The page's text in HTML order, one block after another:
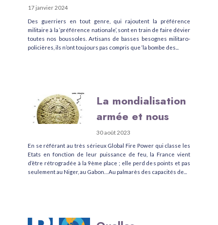
17 janvier 2024
Des guerriers en tout genre, qui rajoutent la préférence
militaire à la ‘préférence nationale’, sont en train de faire dévier
toutes nos boussoles. Artisans de basses besognes militaro-
policières, ils n’ont toujours pas compris que ‘la bombe des...
La mondialisation
armée et nous
30 août 2023
En se référant au très sérieux Global Fire Power qui classe les
Etats en fonction de leur puissance de feu, la France vient
d’être rétrogradée à la 9ème place ; elle perd des points et pas
seulement au Niger, au Gabon…Au palmarès des capacités de...